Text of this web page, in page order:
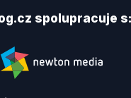
spolupracuje s: